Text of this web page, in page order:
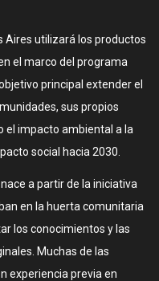
Aires utilizará los productos
el marco del programa
principal extender el
sus propios
el impacto ambiental a la
social hacia 2030.
a partir de la iniciativa
en la huerta comunitaria
los conocimientos y las
Muchas de las
experiencia previa en